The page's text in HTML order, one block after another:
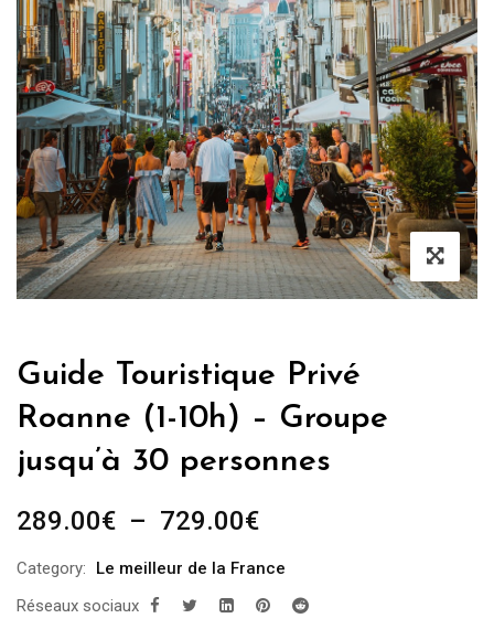
Guide Touristique Privé
Roanne (1-10h) – Groupe
jusqu’à 30 personnes
289.00€ – 729.00€Plage
prix :
289.00€
Category:
Le meilleur de la France
Réseaux sociaux